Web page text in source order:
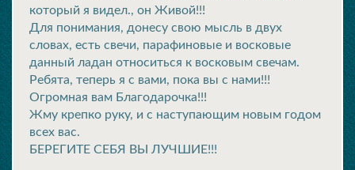
который я видел., он Живой!!!
Для понимания, донесу свою мысль в двух
словах, есть свечи, парафиновые и восковые
данный ладан относиться к восковым свечам.
Ребята, теперь я с вами, пока вы с нами!!!
Огромная вам Благодарочка!!!
Жму крепко руку, и с наступающим новым годом
всех вас.
БЕРЕГИТЕ СЕБЯ ВЫ ЛУЧШИЕ!!!